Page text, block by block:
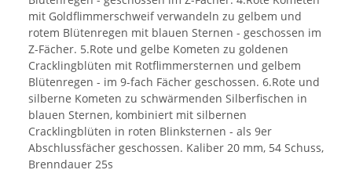
mit Goldflimmerschweif verwandeln zu gelbem und
rotem Blütenregen mit blauen Sternen - geschossen im
Z-Fächer. 5.Rote und gelbe Kometen zu goldenen
Cracklingblüten mit Rotflimmersternen und gelbem
Blütenregen - im 9-fach Fächer geschossen. 6.Rote und
silberne Kometen zu schwärmenden Silberfischen in
blauen Sternen, kombiniert mit silbernen
Cracklingblüten in roten Blinksternen - als 9er
Abschlussfächer geschossen. Kaliber 20 mm, 54 Schuss,
Brenndauer 25s